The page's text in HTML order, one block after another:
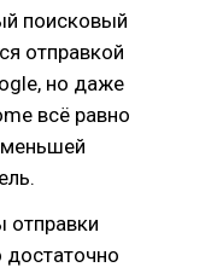
поисковый
отправкой
но даже
всё равно
меньшей
отправки